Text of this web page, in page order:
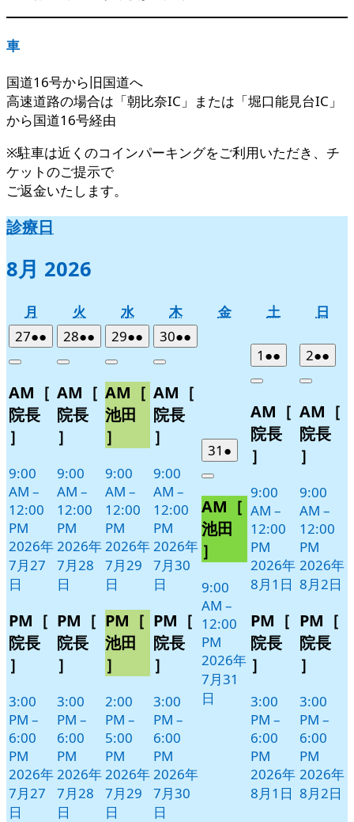
車
国道16号から旧国道へ
高速道路の場合は「朝比奈IC」または「堀口能見台IC」
から国道16号経由
※駐車は近くのコインパーキングをご利用いただき、チ
ケットのご提示で
ご返金いたします。
診療日
8月 2026
月
曜
日
火
曜
日
水水
曜
日
木木
曜
日
金金
土土
日
日
日
272026
年
月
27
日
●●
件
イ
ベ
ト)
Close
AM［
院長
］
9:00
AM –
12:00
PM
2026年
7月27
日
PM［
院長
］
3:00
PM –
6:00
PM
2026年
7月27
日
282026
年
月
28
日
●●
件
イ
ベ
ト)
Close
AM［
院長
］
9:00
AM –
12:00
PM
2026年
7月28
日
PM［
院長
］
3:00
PM –
6:00
PM
2026年
7月28
日
292026
年
月
29
日
●●
件
イ
ベ
ト)
Close
AM［
池田
］
9:00
AM –
12:00
PM
2026年
7月29
日
PM［
池田
］
2:00
PM –
5:00
PM
2026年
7月29
日
302026
年
月
30
日
●●
件
イ
Close
AM［
院長
］
9:00
AM –
12:00
PM
2026年
7月30
日
PM［
院長
］
3:00
PM –
6:00
PM
2026年
7月30
日
31 2026
年
月
31
日
●
件
イ
ベ
ト)
Close
AM［
池田
］
9:00
AM –
12:00
PM
2026年
7月31
日
1 2026
年
月
1
日
●●
件
イ
ベ
Close
AM［
院長
］
9:00
AM –
12:00
PM
2026年
8月1日
PM［
院長
］
3:00
PM –
6:00
PM
2026年
8月1日
22026
年
月
2
日
●●
件
イ
ベ
Close
AM［
院長
］
9:00
AM –
12:00
PM
2026年
8月2日
PM［
院長
］
3:00
PM –
6:00
PM
2026年
8月2日